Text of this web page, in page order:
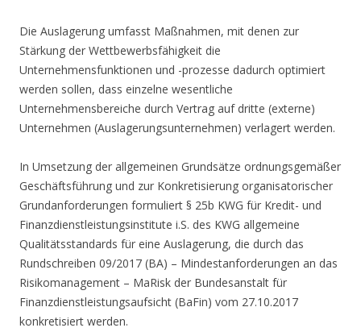
Die Auslagerung umfasst Maßnahmen, mit denen zur
Stärkung der Wettbewerbsfähigkeit die
Unternehmensfunktionen und -prozesse dadurch optimiert
werden sollen, dass einzelne wesentliche
Unternehmensbereiche durch Vertrag auf dritte (externe)
Unternehmen (Auslagerungsunternehmen) verlagert werden.
In Umsetzung der allgemeinen Grundsätze ordnungsgemäßer
Geschäftsführung und zur Konkretisierung organisatorischer
Grundanforderungen formuliert § 25b KWG für Kredit- und
Finanzdienstleistungsinstitute i.S. des KWG allgemeine
Qualitätsstandards für eine Auslagerung, die durch das
Rundschreiben 09/2017 (BA) – Mindestanforderungen an das
Risikomanagement – MaRisk der Bundesanstalt für
Finanzdienstleistungsaufsicht (BaFin) vom 27.10.2017
konkretisiert werden.